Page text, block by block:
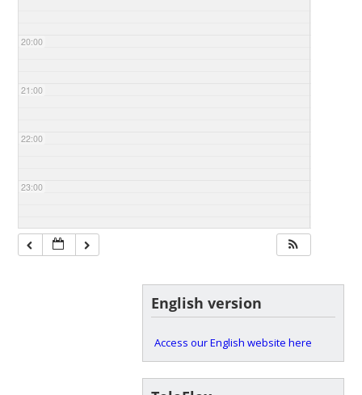
20:00
21:00
22:00
23:00
English version
Access our English website here